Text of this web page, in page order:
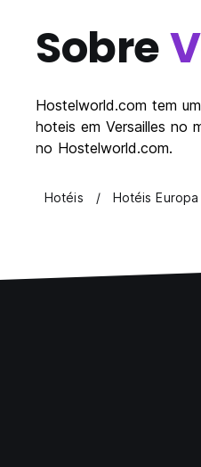
Sobre
Hostelworld.com tem
hoteis em Versailles no
no Hostelworld.com.
Hotéis Hotéis Europa